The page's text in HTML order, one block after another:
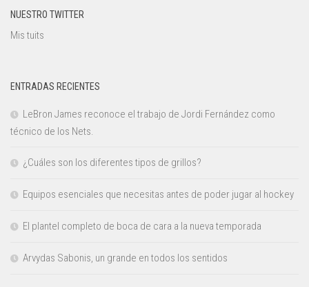
NUESTRO TWITTER
Mis tuits
ENTRADAS RECIENTES
LeBron James reconoce el trabajo de Jordi Fernández como
técnico de los Nets.
¿Cuáles son los diferentes tipos de grillos?
Equipos esenciales que necesitas antes de poder jugar al hockey
El plantel completo de boca de cara a la nueva temporada
Arvydas Sabonis, un grande en todos los sentidos